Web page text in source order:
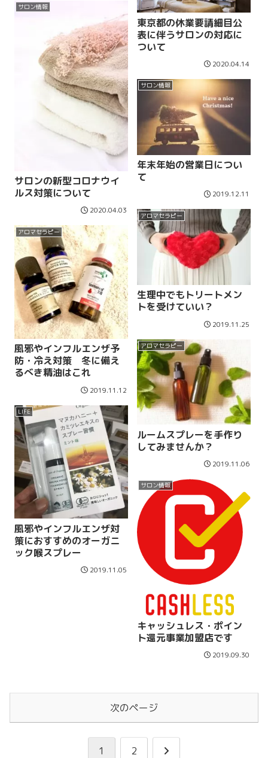
東京都の休業要請細目公
表に伴うサロンの対応に
ついて
2020.04.14
サロン情報
サロンの新型コロナウイ
ルス対策について
2020.04.03
サロン情報
年末年始の営業日につい
て
2019.12.11
アロマセラピー
生理中でもトリートメン
トを受けていい？
2019.11.25
アロマセラピー
風邪やインフルエンザ予
防・冷え対策 冬に備え
るべき精油はこれ
2019.11.12
アロマセラピー
ルームスプレーを手作り
してみませんか？
2019.11.06
LIFE
風邪やインフルエンザ対
策におすすめのオーガニ
ック喉スプレー
2019.11.05
サロン情報
キャッシュレス・ポイン
ト還元事業加盟店です
2019.09.30
次のページ
1 2
次